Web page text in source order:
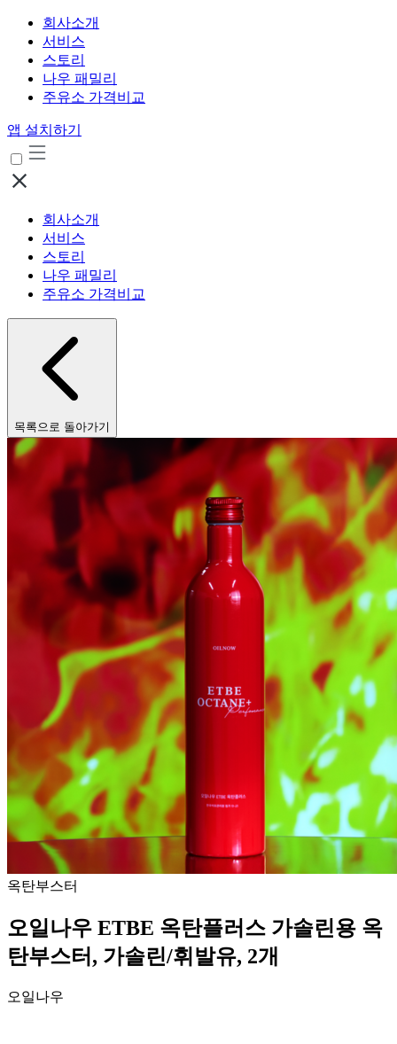
회사소개
서비스
스토리
나우 패밀리
주유소 가격비교
앱 설치하기
회사소개
서비스
스토리
나우 패밀리
주유소 가격비교
목록으로 돌아가기
옥탄부스터
오일나우 ETBE 옥탄플러스 가솔린용 옥
탄부스터, 가솔린/휘발유, 2개
오일나우